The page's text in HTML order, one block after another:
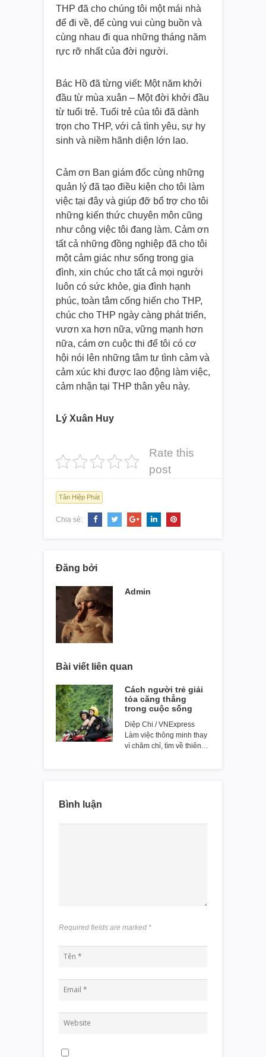
THP đã cho chúng tôi một mái nhà
để đi về, để cùng vui cùng buồn và
cùng nhau đi qua những tháng năm
rực rỡ nhất của đời người.
Bác Hồ đã từng viết: Một năm khởi
đầu từ mùa xuân – Một đời khởi đầu
từ tuổi trẻ. Tuổi trẻ của tôi đã dành
trọn cho THP, với cả tình yêu, sự hy
sinh và niềm hãnh diện lớn lao.
Cảm ơn Ban giám đốc cùng những
quản lý đã tạo điều kiện cho tôi làm
việc tại đây và giúp đỡ bổ trợ cho tôi
những kiến thức chuyên môn cũng
như công việc tôi đang làm. Cảm ơn
tất cả những đồng nghiệp đã cho tôi
một cảm giác như sống trong gia
đình, xin chúc cho tất cả mọi người
luôn có sức khỏe, gia đình hạnh
phúc, toàn tâm cống hiến cho THP,
chúc cho THP ngày càng phát triển,
vươn xa hơn nữa, vững mạnh hơn
nữa, cám ơn cuộc thi để tôi có cơ
hội nói lên những tâm tư tình cảm và
cảm xúc khi được lao động làm việc,
cảm nhận tại THP thân yêu này.
Lý Xuân Huy
Rate this
post
Tân Hiệp Phát
Chia sẻ:
Đăng bởi
Admin
Bài viết liên quan
Cách người trẻ giải
tỏa căng thẳng
trong cuộc sống
Diệp Chi / VNExpress
Làm việc thông minh thay
vì chăm chỉ, tìm về thiên…
Bình luận
Required fields are marked *